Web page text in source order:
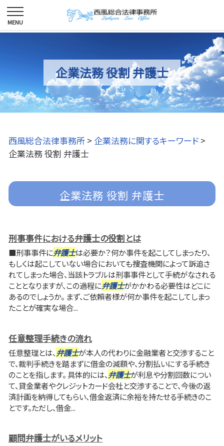
企業法務 役割 弁護士
西風総合法律事務所 > 企業法務に関するキーワード >
企業法務 役割 弁護士
企業法務 役割 弁護士
刑事事件における弁護士の役割とは
■刑事事件に弁護士は必要か？何か事件を起こしてしまったり、
もしくは起こしていない場合においても捜査機関によって訴追さ
れてしまった場合、当該トラブルは刑事事件として手続がなされる
こととなりますが、この過程に弁護士がかかわる必要性はどこに
あるのでしょうか。 まず、ご依頼者様が何か事件を起こしてしまっ
たことが確実な場合...
任意整理手続きの流れ
任意整理とは、 弁護士が本人の代わりに金融業者と交渉すること
で、裁判手続きを踏まずに借金の減額や、分割払いにする手続き
のことを指します。 具体的には、 弁護士が利息や分割回数につい
て、貸金業者やクレジットカード会社と交渉することで、今後の返
済計画を納得してもらい、借金返済に余裕を持たせる手続きのこ
とです。ただし、借金...
顧問弁護士がいるメリット